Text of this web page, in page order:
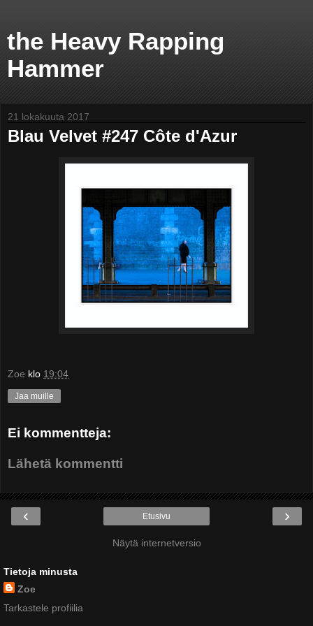
the Heavy Rapping
Hammer
21 lokakuuta 2017
Blau Velvet #247 Côte d'Azur
Zoe klo 19:04
Jaa muille
Ei kommentteja:
Lähetä kommentti
‹ ›
Etusivu
Näytä internetversio
Tietoja minusta
Zoe
Tarkastele profiilia